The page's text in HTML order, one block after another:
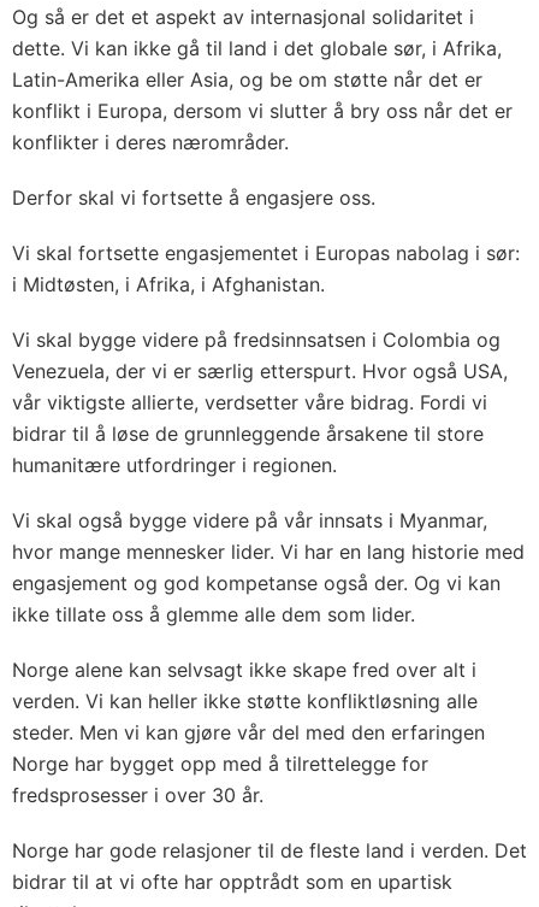
Og så er det et aspekt av internasjonal solidaritet i
dette. Vi kan ikke gå til land i det globale sør, i Afrika,
Latin-Amerika eller Asia, og be om støtte når det er
konflikt i Europa, dersom vi slutter å bry oss når det er
konflikter i deres nærområder.
Derfor skal vi fortsette å engasjere oss.
Vi skal fortsette engasjementet i Europas nabolag i sør:
i Midtøsten, i Afrika, i Afghanistan.
Vi skal bygge videre på fredsinnsatsen i Colombia og
Venezuela, der vi er særlig etterspurt. Hvor også USA,
vår viktigste allierte, verdsetter våre bidrag. Fordi vi
bidrar til å løse de grunnleggende årsakene til store
humanitære utfordringer i regionen.
Vi skal også bygge videre på vår innsats i Myanmar,
hvor mange mennesker lider. Vi har en lang historie med
engasjement og god kompetanse også der. Og vi kan
ikke tillate oss å glemme alle dem som lider.
Norge alene kan selvsagt ikke skape fred over alt i
verden. Vi kan heller ikke støtte konfliktløsning alle
steder. Men vi kan gjøre vår del med den erfaringen
Norge har bygget opp med å tilrettelegge for
fredsprosesser i over 30 år.
Norge har gode relasjoner til de fleste land i verden. Det
bidrar til at vi ofte har opptrådt som en upartisk